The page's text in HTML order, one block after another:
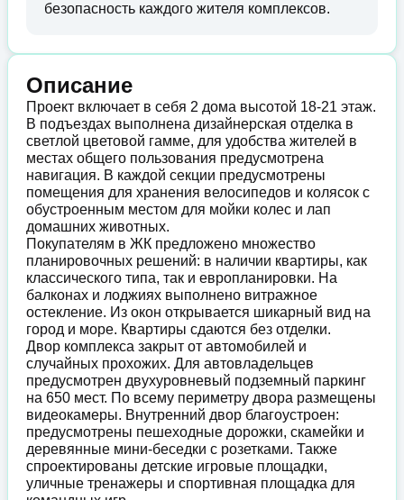
безопасность каждого жителя комплексов.
Описание
Проект включает в себя 2 дома высотой 18-21 этаж.
В подъездах выполнена дизайнерская отделка в
светлой цветовой гамме, для удобства жителей в
местах общего пользования предусмотрена
навигация. В каждой секции предусмотрены
помещения для хранения велосипедов и колясок с
обустроенным местом для мойки колес и лап
домашних животных.
Покупателям в ЖК предложено множество
планировочных решений: в наличии квартиры, как
классического типа, так и европланировки. На
балконах и лоджиях выполнено витражное
остекление. Из окон открывается шикарный вид на
город и море. Квартиры сдаются без отделки.
Двор комплекса закрыт от автомобилей и
случайных прохожих. Для автовладельцев
предусмотрен двухуровневый подземный паркинг
на 650 мест. По всему периметру двора размещены
видеокамеры. Внутренний двор благоустроен:
предусмотрены пешеходные дорожки, скамейки и
деревянные мини-беседки с розетками. Также
спроектированы детские игровые площадки,
уличные тренажеры и спортивная площадка для